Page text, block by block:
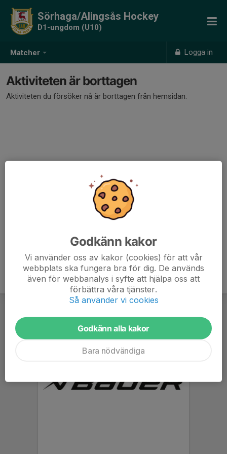
Matcher Logga in
Sörhaga/Alingsås Hockey
D1-ungdom (U10)
Aktiviteten är borttagen
Aktiviteten du försöker nå är borttagen från hemsidan.
Godkänn kakor
Vi använder oss av kakor (cookies) för att vår
webbplats ska fungera bra för dig. De används
även för webbanalys i syfte att hjälpa oss att
förbättra våra tjänster.
Så använder vi cookies
Godkänn alla kakor
Bara nödvändiga